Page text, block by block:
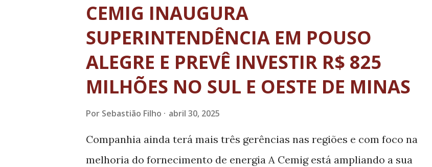
prefeito mais votado nas urnas. Calendário Eleitoral De 13 a 18 de maio,
os órgãos partidários poderão se reunir em convenções para deliberar
sobre a escolha dos candidatos. Após a escolha em convenção, o
candidato que será registrado, caso ocupe cargo gerador de
candidatura à Justiça Eleitoral, sendo que o encaminhamento...
CEMIG INAUGURA
SUPERINTENDÊNCIA EM POUSO
ALEGRE E PREVÊ INVESTIR R$ 825
MILHÕES NO SUL E OESTE DE MINAS
Por Sebastião Filho abril 30, 2025
Companhia ainda terá mais três gerências nas regiões e com foco na
melhoria do fornecimento de energia A Cemig está ampliando a sua